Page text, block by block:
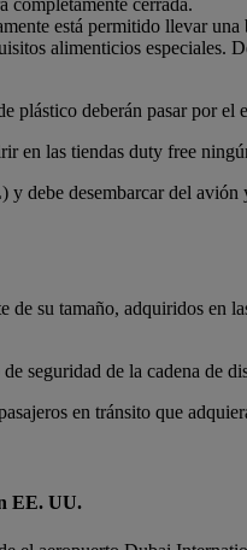
está permitido llevar
alimenticios especiales.
deberán pasar por
en las tiendas duty free
desembarcar del avión
su tamaño, adquiridos en
seguridad de la cadena de
en tránsito que
EE. UU.